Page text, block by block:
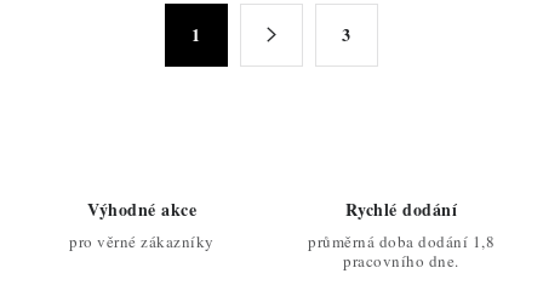
1 3
Výhodné akce
pro věrné zákazníky
Rychlé dodání
průměrná doba dodání 1,8
pracovního dne.